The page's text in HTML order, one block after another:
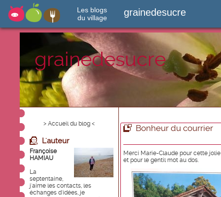
Les blogs
du village
grainedesucre
grainedesucre
> Accueil du blog <
L'auteur
Françoise
HAMIAU
La
septentaine,
j'aime les contacts, les
échanges d'idées, je
Bonheur du courrier
Merci Marie-Claude pour cette
et pour le gentil mot au dos.